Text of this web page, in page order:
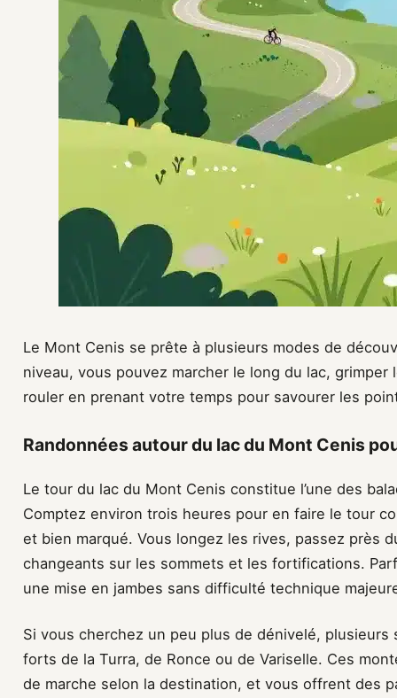
Le Mont Cenis se prête à plusieurs modes de
niveau, vous pouvez marcher le long du lac,
rouler en prenant votre temps pour savourer les
Randonnées autour du lac du Mont Cenis
Le tour du lac du Mont Cenis constitue l’une des
Comptez environ trois heures pour en faire le tour
et bien marqué. Vous longez les rives, passez près
changeants sur les sommets et les fortifications.
une mise en jambes sans difficulté technique
Si vous cherchez un peu plus de dénivelé,
forts de la Turra, de Ronce ou de Variselle. Ces
de marche selon la destination, et vous offrent des